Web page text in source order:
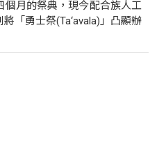
個月的祭典，現今配合族人工
「勇士祭(Ta‘avala)」凸顯辦